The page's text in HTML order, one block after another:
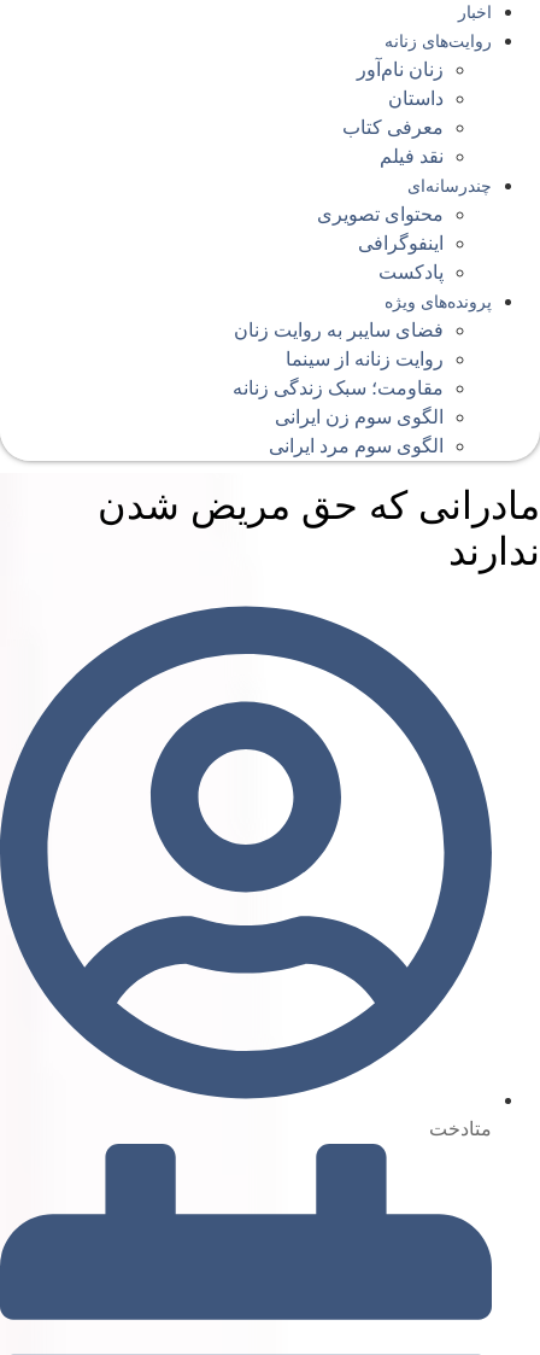
اخبار
روایت‌های زنانه
زنان نام‌آور
داستان
معرفی کتاب
نقد فیلم
چندرسانه‌ای
محتوای تصویری
اینفوگرافی
پادکست
پرونده‌های ویژه
فضای سایبر به روایت زنان
روایت زنانه از سینما
مقاومت؛ سبک زندگی زنانه
الگوی سوم زن ایرانی
الگوی سوم مرد ایرانی
که حق مریض شدن
متادخت